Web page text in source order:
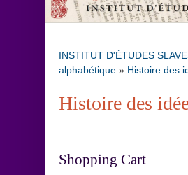
INSTITUT D'ÉTUDES
alphabétique » Histoire des
Histoire des
Shopping Cart